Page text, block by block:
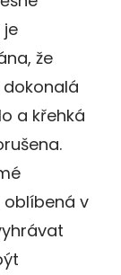
že
a křehká
oblíbená v